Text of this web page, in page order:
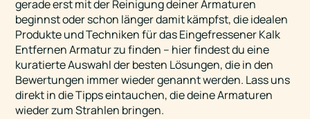
gerade erst mit der Reinigung deiner Armaturen
beginnst oder schon länger damit kämpfst, die idealen
Produkte und Techniken für das Eingefressener Kalk
Entfernen Armatur zu finden – hier findest du eine
kuratierte Auswahl der besten Lösungen, die in den
Bewertungen immer wieder genannt werden. Lass uns
direkt in die Tipps eintauchen, die deine Armaturen
wieder zum Strahlen bringen.